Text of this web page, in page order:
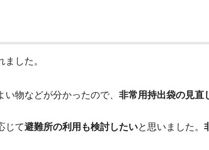
した。
物などが分かったので、 非常用持出袋の見直
じて避難所の利用も検討したいと思いました。